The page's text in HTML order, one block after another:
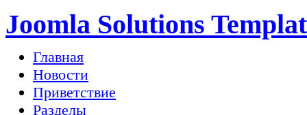
Joomla Solutions
Главная
Новости
Приветствие
Разделы